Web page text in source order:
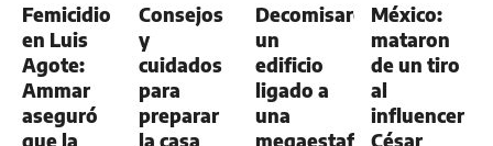
Femicidio
en Luis
Agote:
Ammar
aseguró
que la
Consejos
y
cuidados
para
preparar
la casa
Decomisaron
un
edificio
ligado a
una
megaestafa
México:
mataron
de un tiro
al
influencer
César